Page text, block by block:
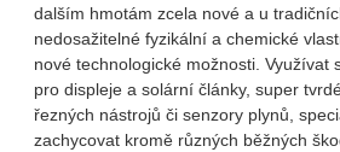
dalším hmotám zcela nové a u
nedosažitelné fyzikální a chemické
nové technologické možnosti. Využívat
pro displeje a solární články, super
řezných nástrojů či senzory plynů,
zachycovat kromě různých běžných